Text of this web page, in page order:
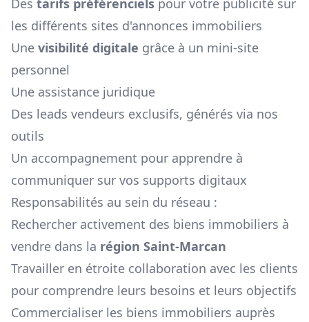
Des tarifs préférenciels pour votre publicité sur
les différents sites d'annonces immobiliers
Une visibilité digitale grâce à un mini-site
personnel
Une assistance juridique
Des leads vendeurs exclusifs, générés via nos
outils
Un accompagnement pour apprendre à
communiquer sur vos supports digitaux
Responsabilités au sein du réseau :
Rechercher activement des biens immobiliers à
vendre dans la région Saint-Marcan
Travailler en étroite collaboration avec les clients
pour comprendre leurs besoins et leurs objectifs
Commercialiser les biens immobiliers auprès